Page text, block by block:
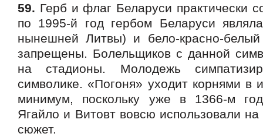
59. Герб и флаг Беларуси практически
по 1995-й год гербом Беларуси
нынешней Литвы) и бело-красно-
запрещены. Болельщиков с данной
на стадионы. Молодежь
символике. «Погоня» уходит корнями в
минимум, поскольку уже в 1366-м
Ягайло и Витовт вовсю использовали на
сюжет.